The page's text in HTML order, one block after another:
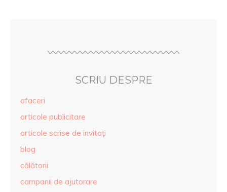
SCRIU DESPRE
afaceri
articole publicitare
articole scrise de invitaţi
blog
călătorii
campanii de ajutorare